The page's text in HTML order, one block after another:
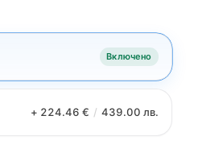
Включено
+ 224.46 € / 439.00 лв.